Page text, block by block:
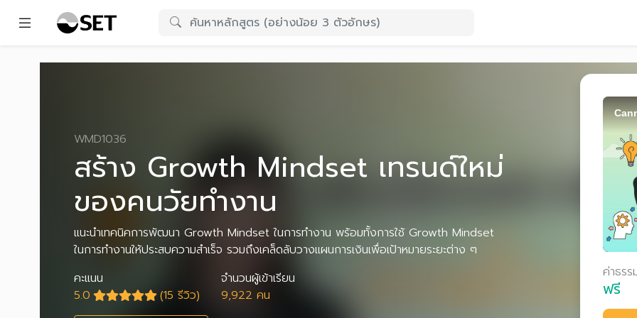
WMD1036
สร้าง Growth Mindset เทรนด์ใหม่
ของคนวัยทำงาน
แนะนำเทคนิคการพัฒนา Growth Mindset ในการทํางาน พร้อมทั้งการใช้ Growth Mindset
ในการทำงานให้ประสบความสำเร็จ รวมถึงเคล็ดลับวางแผนการเงินเพื่อเป้าหมายระยะต่าง ๆ
คะแนน
5.0
(15 รีวิว)
จำนวนผู้เข้าเรียน
9,922 คน
ค่าธรร
ฟรี